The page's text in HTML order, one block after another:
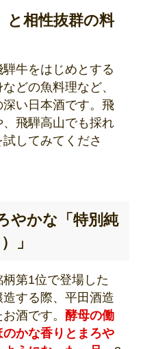
と相性抜群の料
騨牛をはじめとする
どの魚料理など、
い日本酒です。飛
飛騨高山でも採れ
してみてくださ
やかな「特別純
」
第1位で登場した
造する際、平田酒造
酒です。 酵母の働
かな香りとまろや